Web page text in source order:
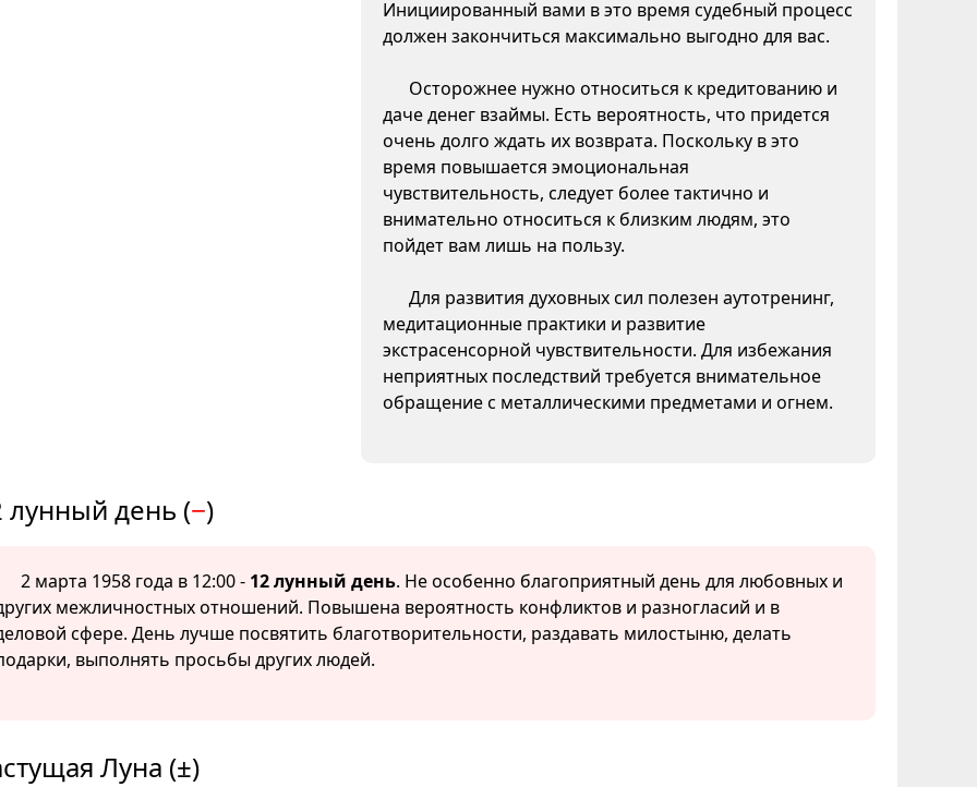
Инициированный вами в это время судебный процесс
должен закончиться максимально выгодно для вас.
Осторожнее нужно относиться к кредитованию и
даче денег взаймы. Есть вероятность, что придется
очень долго ждать их возврата. Поскольку в это
время повышается эмоциональная
чувствительность, следует более тактично и
внимательно относиться к близким людям, это
пойдет вам лишь на пользу.
Для развития духовных сил полезен аутотренинг,
медитационные практики и развитие
экстрасенсорной чувствительности. Для избежания
неприятных последствий требуется внимательное
обращение с металлическими предметами и огнем.
лунный день (−)
2 марта 1958 года в 12:00 - 12 лунный день. Не особенно благоприятный день для любовных и
межличностных отношений. Повышена вероятность конфликтов и разногласий и в
сфере. День лучше посвятить благотворительности, раздавать милостыню, делать
выполнять просьбы других людей.
Луна (±)